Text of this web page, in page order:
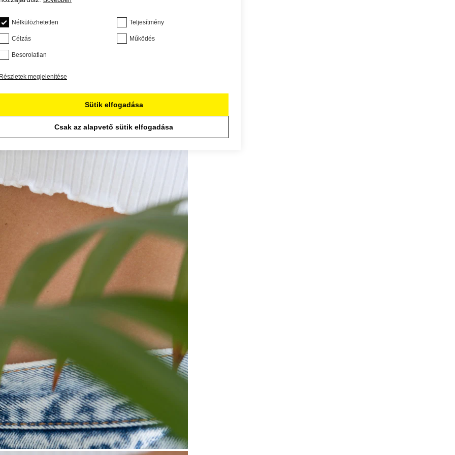
Nélkülözhetetlen Teljesítmény
Célzás Működés
Besorolatlan
megjelenítése
Sütik elfogadása
Csak az alapvető sütik elfogadása